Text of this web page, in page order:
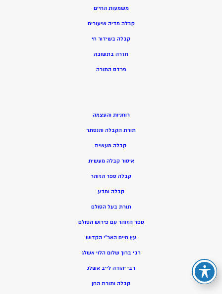
משמעות החיים
קבלה מדיה שיעורים
קבלה בשידור חי
חזרה בתשובה
פרדס התורה
רוחניות והעצמה
תורת הקבלה והנסתר
קבלה מעשית
איסור קבלה מעשית
קבלה ספר הזוהר
קבלה ומדע
תורת בעל הסולם
ספר הזוהר עם פירוש הסולם
עץ חיים האר”י הקדוש
רבי ברוך שלום הלוי אשלג
רבי יהודה לייב אשלג
קבלה ותורת החן